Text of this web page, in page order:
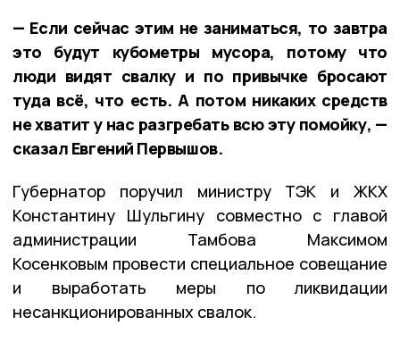
— Если сейчас этим не заниматься, то завтра
это будут кубометры мусора, потому что
люди видят свалку и по привычке бросают
туда всё, что есть. А потом никаких средств
не хватит у нас разгребать всю эту помойку, —
сказал Евгений Первышов.
Губернатор поручил министру ТЭК и ЖКХ
Константину Шульгину совместно с главой
администрации Тамбова Максимом
Косенковым провести специальное совещание
и выработать меры по ликвидации
несанкционированных свалок.